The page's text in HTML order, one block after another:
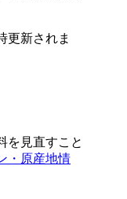
更新されま
を見直すこと
・原産地情